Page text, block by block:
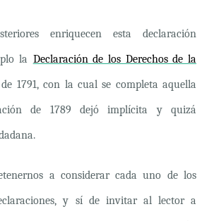
enriquecen esta declaración
la Declaración de los Derechos de la
de 1791, con la cual se completa aquella
de 1789 dejó implícita y quizá
.
a considerar cada uno de los
y sí de invitar al lector a